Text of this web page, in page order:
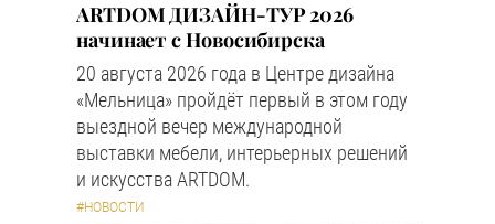
ARTDOM ДИЗАЙН-ТУР 2026
начинает с Новосибирска
20 августа 2026 года в Центре дизайна
«Мельница» пройдёт первый в этом году
выездной вечер международной
выставки мебели, интерьерных решений
и искусства ARTDOM.
#НОВОСТИ